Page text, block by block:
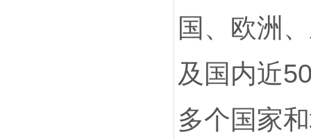
国、欧洲
及国内近
多个国家